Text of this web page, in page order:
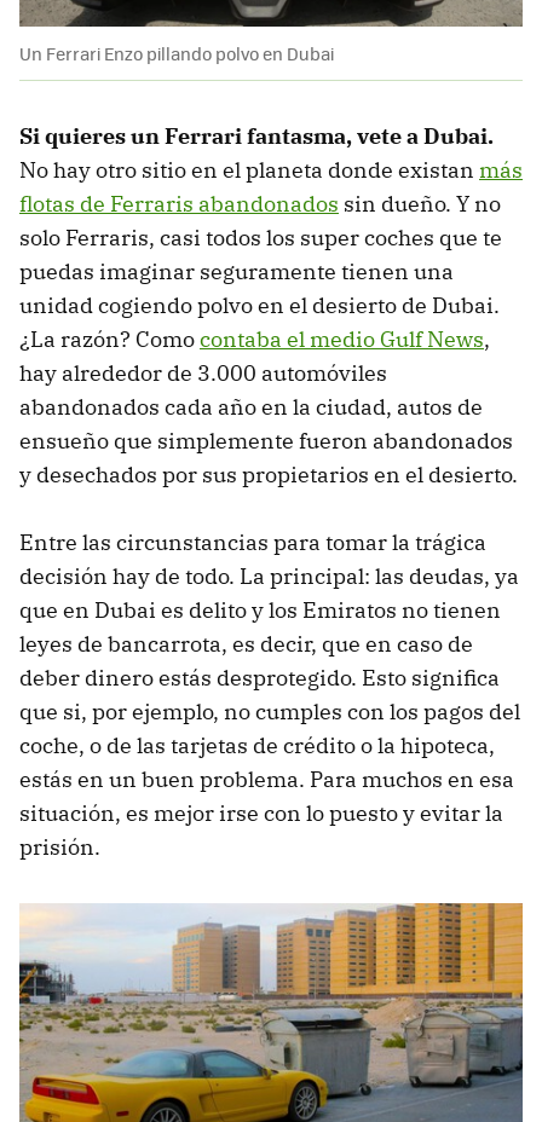
Un Ferrari Enzo pillando polvo en Dubai
Si quieres un Ferrari fantasma, vete a Dubai.
No hay otro sitio en el planeta donde existan más
flotas de Ferraris abandonados sin dueño. Y no
solo Ferraris, casi todos los super coches que te
puedas imaginar seguramente tienen una
unidad cogiendo polvo en el desierto de Dubai.
¿La razón? Comocontaba el medio Gulf News,
hay alrededor de 3.000 automóviles
abandonados cada año en la ciudad, autos de
ensueño que simplemente fueron abandonados
y desechados por sus propietarios en el desierto.
Entre las circunstancias para tomar la trágica
decisión hay de todo. La principal: las deudas, ya
que en Dubai es delito y los Emiratos no tienen
leyes de bancarrota, es decir, que en caso de
deber dinero estás desprotegido. Esto significa
que si, por ejemplo, no cumples con los pagos del
coche, o de las tarjetas de crédito o la hipoteca,
estás en un buen problema. Para muchos en esa
situación, es mejor irse con lo puesto y evitar la
prisión.